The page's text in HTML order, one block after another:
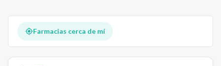
Farmacias cerca de mí